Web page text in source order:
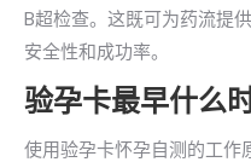
B超检查。这既可为药流提
安全性和成功率。
验孕卡最早什么
使用验孕卡怀孕自测的工作